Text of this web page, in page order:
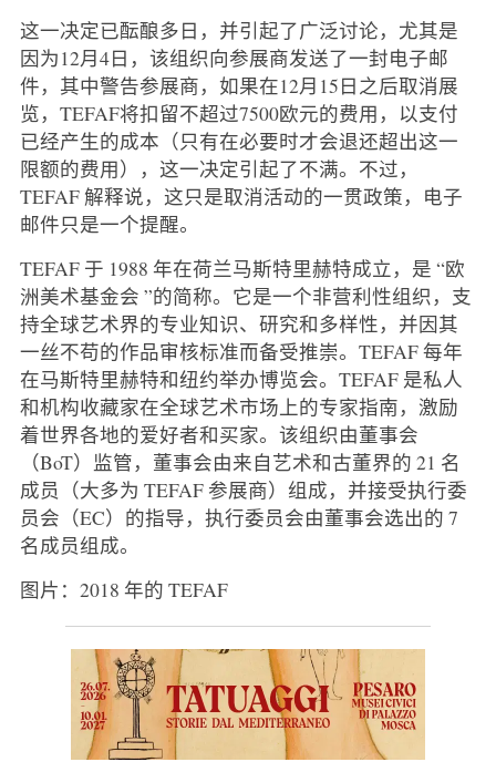
这一决定已酝酿多日，并引起了广泛讨论，尤其是
因为12月4日，该组织向参展商发送了一封电子邮
件，其中警告参展商，如果在12月15日之后取消展
览，TEFAF将扣留不超过7500欧元的费用，以支付
已经产生的成本（只有在必要时才会退还超出这一
限额的费用），这一决定引起了不满。不过，
TEFAF 解释说，这只是取消活动的一贯政策，电子
邮件只是一个提醒。
TEFAF 于 1988 年在荷兰马斯特里赫特成立，是 “欧
洲美术基金会 ”的简称。它是一个非营利性组织，支
持全球艺术界的专业知识、研究和多样性，并因其
一丝不苟的作品审核标准而备受推崇。TEFAF 每年
在马斯特里赫特和纽约举办博览会。TEFAF 是私人
和机构收藏家在全球艺术市场上的专家指南，激励
着世界各地的爱好者和买家。该组织由董事会
（BoT）监管，董事会由来自艺术和古董界的 21 名
成员（大多为 TEFAF 参展商）组成，并接受执行委
员会（EC）的指导，执行委员会由董事会选出的 7
名成员组成。
图片：2018 年的 TEFAF